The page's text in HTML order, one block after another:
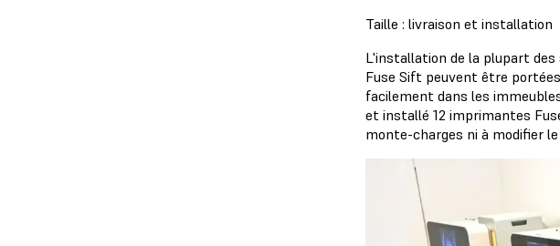
Taille : livraison et installation
L'installation de la plupart
Fuse Sift peuvent être
facilement dans les
et installé 12 imprimantes
monte-charges ni à modifier